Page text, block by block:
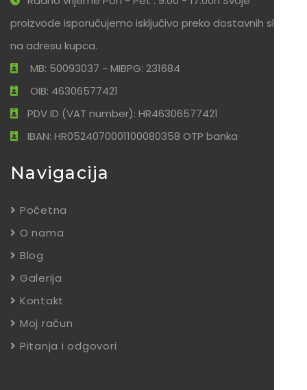
proizvode isporučujemo isključivo preko dostavnih službi
na adresu kupca.
MB: 50093037 - MIBPG: 231684
OIB: 46306577421
PDV ID (VAT number): HR46306577421
IBAN: HR0524070001100080358 OTP banka
Navigacija
Početna
O nama
Blog
Galerija
Kontakt
Moj račun
Pitanja i odgovori